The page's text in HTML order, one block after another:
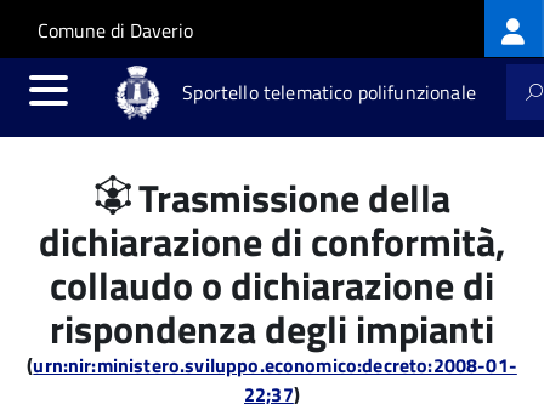
Salta al contenuto principale
Skip to site navigation
Comune di Daverio
Sportello telematico polifunzionale
Trasmissione della
dichiarazione di conformità,
collaudo o dichiarazione di
rispondenza degli impianti
(urn:nir:ministero.sviluppo.economico:decreto:2008-01-
22;37)